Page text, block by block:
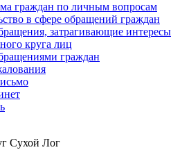
граждан по личным вопросам
в сфере обращений граждан
затрагивающие интересы
круга лиц
граждан
Сухой Лог